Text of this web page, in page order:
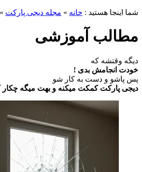
شما اینجا هستید : خانه » مجله دیجی پارکت »
مطالب آموزشی
دیگه وقتشه که
خودت انجامش بدی !
پس پاشو و دست به کار شو
دیجی پارکت کمکت میکنه و بهت میگه چکار